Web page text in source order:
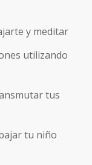
y meditar
utilizando
tus
tu niño